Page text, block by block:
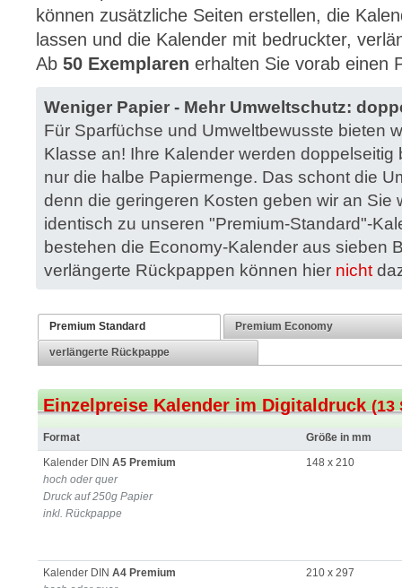
können zusätzliche Seiten erstellen, die
lassen und die Kalender mit bedruckter,
Ab 50 Exemplaren erhalten Sie vorab einen
Weniger Papier - Mehr Umweltschutz:
Für Sparfüchse und Umweltbewusste bieten
Klasse an! Ihre Kalender werden
nur die halbe Papiermenge. Das schont die
denn die geringeren Kosten geben wir an Sie
identisch zu unseren "Premium-Standard"-
bestehen die Economy-Kalender aus sieben
verlängerte Rückpappen können hier nicht
Premium Standard Premium Economy
verlängerte Rückpappe
Einzelpreise Kalender im Digitaldruck(13
Format
Größe in mm
Kalender DINA5 Premium
hoch oder quer
Druck auf 250g Papier
inkl. Rückpappe
148 x 210
Kalender DINA4 Premium
210 x 297